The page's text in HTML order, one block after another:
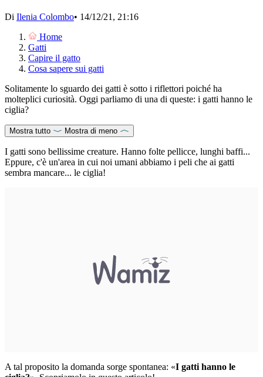
Di Ilenia Colombo• 14/12/21, 21:16
Home
Gatti
Capire il gatto
Cosa sapere sui gatti
Solitamente lo sguardo dei gatti è sotto i riflettori poiché ha
molteplici curiosità. Oggi parliamo di una di queste: i gatti hanno le
ciglia?
Mostra tutto Mostra di meno
I gatti sono bellissime creature. Hanno folte pellicce, lunghi baffi...
Eppure, c'è un'area in cui noi umani abbiamo i peli che ai gatti
sembra mancare... le ciglia!
A tal proposito la domanda sorge spontanea: «I gatti hanno le